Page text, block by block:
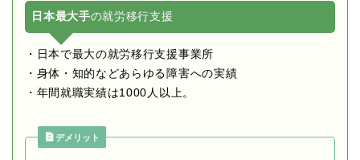
日本最大手の就労移行支援
・日本で最大の就労移行支援事業所
・身体・知的などあらゆる障害への実績
・年間就職実績は1000人以上。
デメリット